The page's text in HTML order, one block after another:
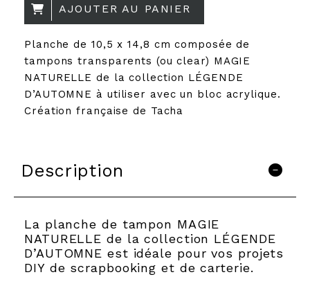
AJOUTER AU PANIER
Planche de 10,5 x 14,8 cm composée de
tampons transparents (ou clear) MAGIE
NATURELLE de la collection LÉGENDE
D’AUTOMNE à utiliser avec un bloc acrylique.
Création française de Tacha
Description
La planche de tampon MAGIE
NATURELLE de la collection LÉGENDE
D’AUTOMNE est idéale pour vos projets
DIY de scrapbooking et de carterie.